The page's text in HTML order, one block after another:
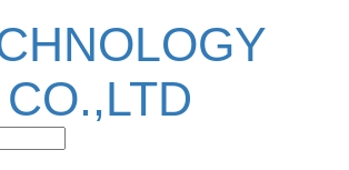
CO.,LTD